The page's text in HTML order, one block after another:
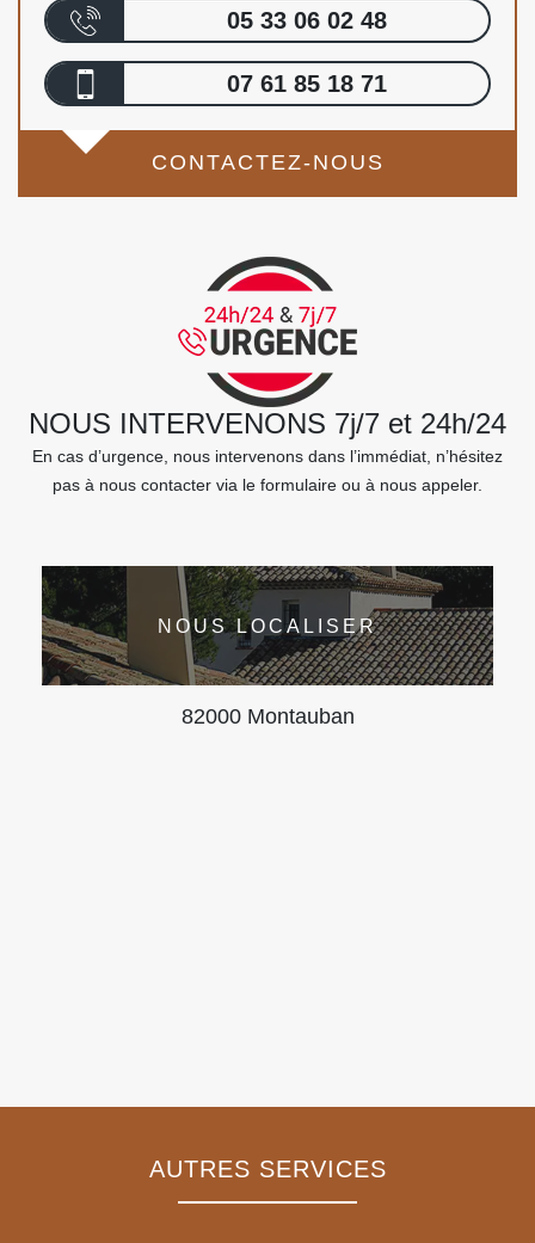
05 33 06 02 48
07 61 85 18 71
CONTACTEZ-NOUS
NOUS INTERVENONS 7j/7 et 24h/24
En cas d’urgence, nous intervenons dans l’immédiat, n’hésitez
pas à nous contacter via le formulaire ou à nous appeler.
NOUS LOCALISER
82000 Montauban
AUTRES SERVICES